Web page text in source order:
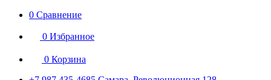
0 Сравнение
0 Избранное
0 Корзина